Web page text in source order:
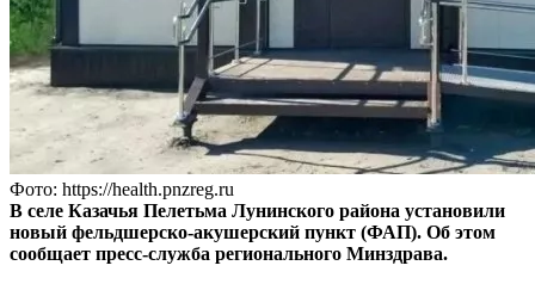
Фото: https://health.pnzreg.ru
В селе Казачья Пелетьма Лунинского района установили
новый фельдшерско-акушерский пункт (ФАП). Об этом
сообщает пресс-служба регионального Минздрава.